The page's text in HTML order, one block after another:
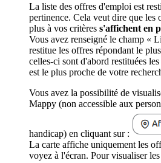
La liste des offres d'emploi est
pertinence. Cela veut dire que les
plus à vos critères s'affichent en
Vous avez renseigné le champ «
restitue les offres répondant le
celles-ci sont d'abord restituées
est le plus proche de votre
Vous avez la possibilité de
Mappy (non accessible aux
handicap) en cliquant sur :
La carte affiche uniquement les
voyez à l'écran. Pour visualiser